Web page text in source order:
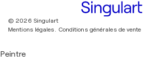
© 2026 Singulart
Mentions légales. Conditions générales de vente
Peintre